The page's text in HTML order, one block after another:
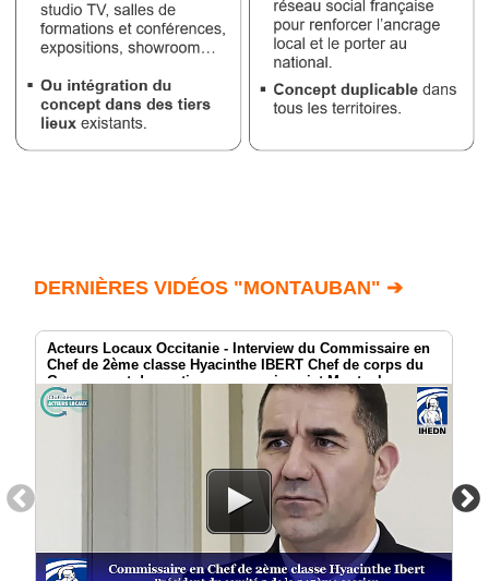
DERNIÈRES VIDÉOS "MONTAUBAN" ➔
Acteurs Locaux Occitanie - Interview du Commissaire en
Chef de 2ème classe Hyacinthe IBERT Chef de corps du
Groupement de soutien au commissariat Montauban